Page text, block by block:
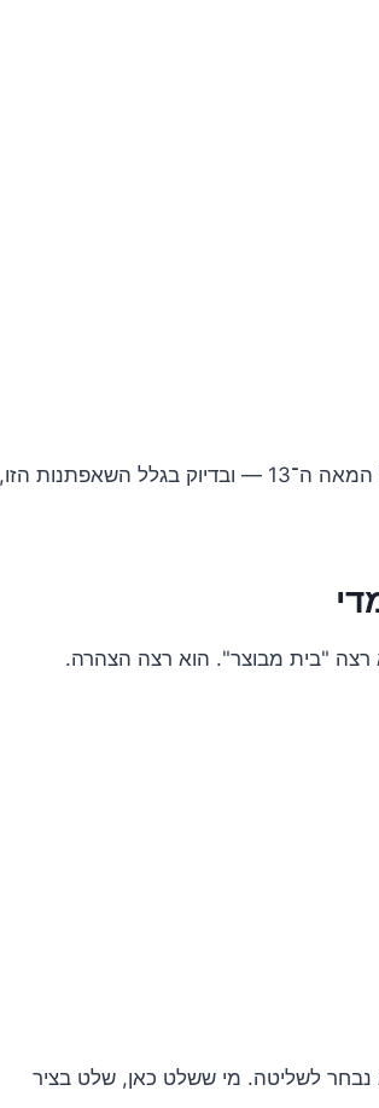
זהו אחד המבצרים השאפתניים ביותר שנבנו בסקוטלנד של המאה ה־13 — ובדיוק בגלל השאפתנות הזו,
נבחר לשליטה. מי ששלט כאן, שלט בציר